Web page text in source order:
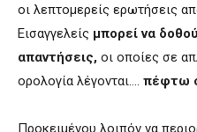
οι λεπτομερείς ερωτήσεις
Εισαγγελείς μπορεί να
απαντήσεις, οι οποίες σε
ορολογία λέγονται…. πέφτω
Προκειμένου λοιπόν να